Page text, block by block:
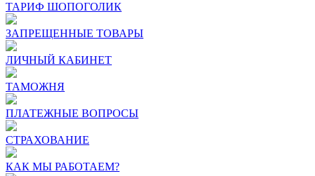
ТАРИФ ШОПОГОЛИК
ЗАПРЕЩЕННЫЕ ТОВАРЫ
ЛИЧНЫЙ КАБИНЕТ
ТАМОЖНЯ
ПЛАТЕЖНЫЕ ВОПРОСЫ
СТРАХОВАНИЕ
КАК МЫ РАБОТАЕМ?